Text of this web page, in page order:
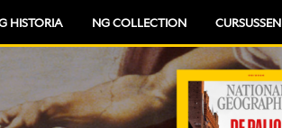
HISTORIA NG COLLECTION CURSUSSEN